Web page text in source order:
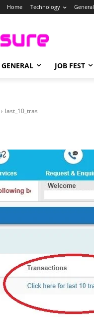
Home Technology General
GENERAL JOB FEST
last_10_tras